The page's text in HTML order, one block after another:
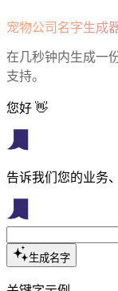
宠物公司名字生成
在几秒钟内生成一
支持。
您好 👋
告诉我们您的业务
生成名字